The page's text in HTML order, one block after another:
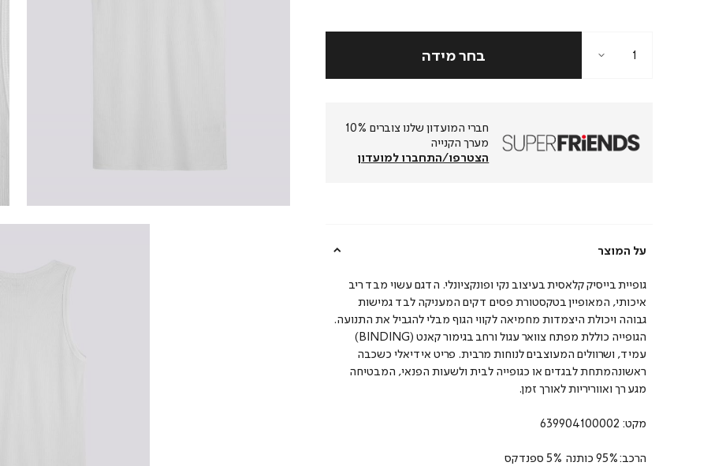
חברי המועדון שלנו צוברים 10%
מערך הקנייה
הצטרפו/התחברו למועדון
על המוצר
גופיית בייסיק קלאסית בעיצוב נקי ופונקציונלי. הדגם עשוי מבד ריב
איכותי, המאופיין בטקסטורת פסים דקים המעניקה לבד גמישות
גבוהה ויכולת היצמדות מחמיאה לקווי הגוף מבלי להגביל את התנועה.
הגופייה כוללת מפתח צוואר עגול ורחב בגימור קאנט (BINDING)
עמיד, ושרוולים המעוצבים לנוחות מרבית. פריט אידיאלי כשכבה
ראשונהמתחת לבגדים או כגופייה לבית ולשעות הפנאי, המבטיחה
מגע רך ואווריריות לאורך זמן.
מקט: 639904100002
הרכב:95% כותנה 5% ספנדקס